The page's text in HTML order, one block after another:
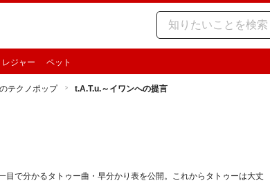
ジャー ペット
テクノポップ t.A.T.u.～イワンへの提言
で分かるタトゥー曲・早分かり表を公開。これからタトゥーは大丈